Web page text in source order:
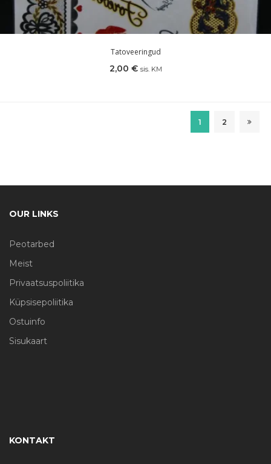
Tatoveeringud
2,00 € sis. KM
1 2
OUR LINKS
Peotarbed
Meist
Privaatsuspoliitika
Küpsisepoliitika
Ostuinfo
Sisukaart
KONTAKT